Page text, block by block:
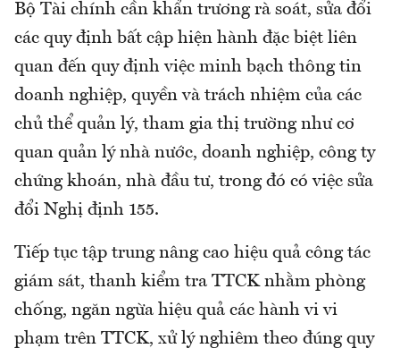
Bộ Tài chính cần khẩn trương rà soát, sửa đổi
các quy định bất cập hiện hành đặc biệt liên
quan đến quy định việc minh bạch thông tin
doanh nghiệp, quyền và trách nhiệm của các
chủ thể quản lý, tham gia thị trường như cơ
quan quản lý nhà nước, doanh nghiệp, công ty
chứng khoán, nhà đầu tư, trong đó có việc sửa
đổi Nghị định 155.
Tiếp tục tập trung nâng cao hiệu quả công tác
giám sát, thanh kiểm tra TTCK nhằm phòng
chống, ngăn ngừa hiệu quả các hành vi vi
phạm trên TTCK, xử lý nghiêm theo đúng quy